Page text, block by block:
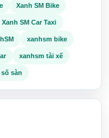
Xanh SM Bike
Xanh SM Car Taxi
xanhsm bike
xanhsm tài xế
số sàn